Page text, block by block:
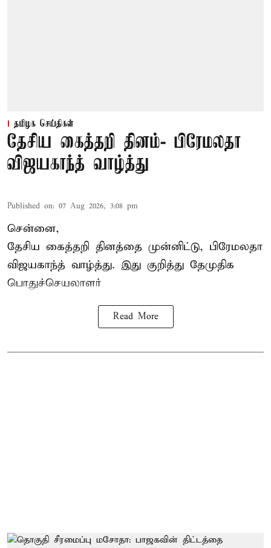
தமிழக செய்திகள்
தேசிய கைத்தறி தினம்- பிரேமலதா
விஜயகாந்த் வாழ்த்து
Published on: 07 Aug 2026, 3:08 pm
சென்னை,
தேசிய கைத்தறி தினத்தை முன்னிட்டு, பிரேமலதா
விஜயகாந்த் வாழ்த்து. இது குறித்து தேமுதிக
பொதுச்செயலாளர்
Read More